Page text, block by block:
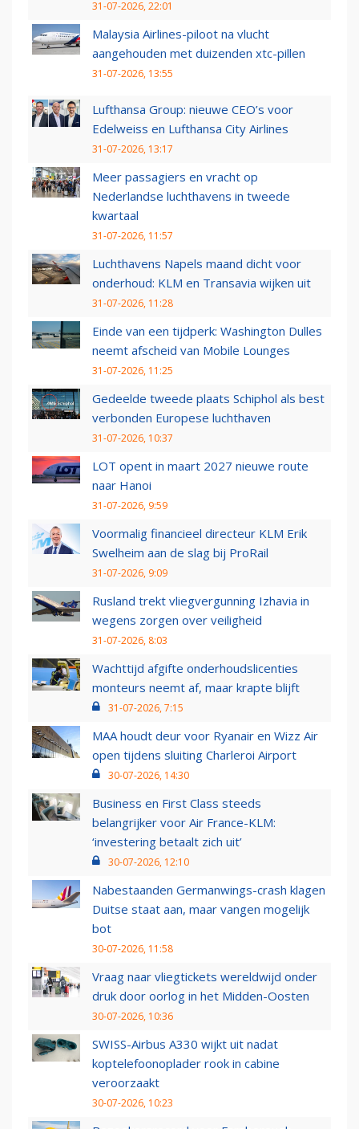
31-07-2026, 22:01
Malaysia Airlines-piloot na vlucht
aangehouden met duizenden xtc-pillen
31-07-2026, 13:55
Lufthansa Group: nieuwe CEO’s voor
Edelweiss en Lufthansa City Airlines
31-07-2026, 13:17
Meer passagiers en vracht op
Nederlandse luchthavens in tweede
kwartaal
31-07-2026, 11:57
Luchthavens Napels maand dicht voor
onderhoud: KLM en Transavia wijken uit
31-07-2026, 11:28
Einde van een tijdperk: Washington Dulles
neemt afscheid van Mobile Lounges
31-07-2026, 11:25
Gedeelde tweede plaats Schiphol als best
verbonden Europese luchthaven
31-07-2026, 10:37
LOT opent in maart 2027 nieuwe route
naar Hanoi
31-07-2026, 9:59
Voormalig financieel directeur KLM Erik
Swelheim aan de slag bij ProRail
31-07-2026, 9:09
Rusland trekt vliegvergunning Izhavia in
wegens zorgen over veiligheid
31-07-2026, 8:03
Wachttijd afgifte onderhoudslicenties
monteurs neemt af, maar krapte blijft
31-07-2026, 7:15
MAA houdt deur voor Ryanair en Wizz Air
open tijdens sluiting Charleroi Airport
30-07-2026, 14:30
Business en First Class steeds
belangrijker voor Air France-KLM:
‘investering betaalt zich uit’
30-07-2026, 12:10
Nabestaanden Germanwings-crash klagen
Duitse staat aan, maar vangen mogelijk
bot
30-07-2026, 11:58
Vraag naar vliegtickets wereldwijd onder
druk door oorlog in het Midden-Oosten
30-07-2026, 10:36
SWISS-Airbus A330 wijkt uit nadat
koptelefoonoplader rook in cabine
veroorzaakt
30-07-2026, 10:23